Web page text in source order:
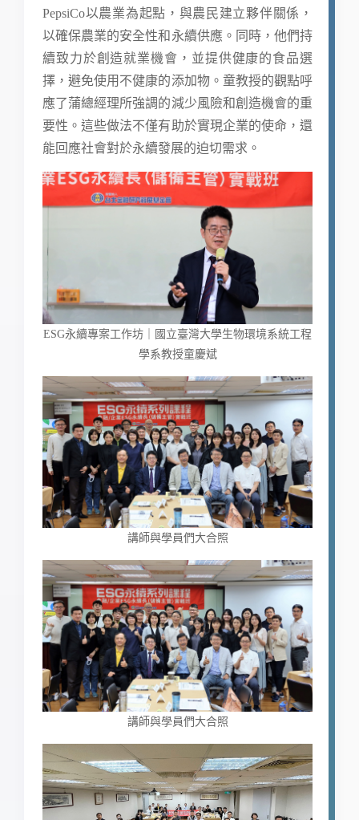
PepsiCo以農業為起點，與農民建立夥伴關係，
以確保農業的安全性和永續供應。同時，他們持
續致力於創造就業機會，並提供健康的食品選
擇，避免使用不健康的添加物。童教授的觀點呼
應了蒲總經理所強調的減少風險和創造機會的重
要性。這些做法不僅有助於實現企業的使命，還
能回應社會對於永續發展的迫切需求。
ESG永續專案工作坊｜國立臺灣大學生物環境系統工程
學系教授童慶斌
講師與學員們大合照
講師與學員們大合照